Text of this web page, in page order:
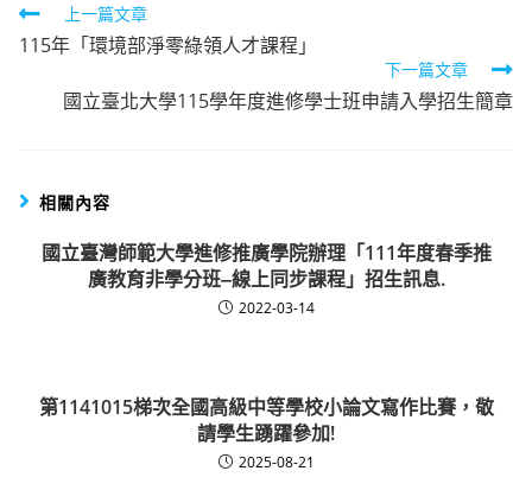
Read
more
articles
上一篇文章
115年「環境部淨零綠領人才課程」
下一篇文章
國立臺北大學115學年度進修學士班申請入學招生簡章
相關內容
國立臺灣師範大學進修推廣學院辦理「111年度春季推
廣教育非學分班‒線上同步課程」招生訊息.
2022-03-14
第1141015梯次全國高級中等學校小論文寫作比賽，敬
請學生踴躍參加!
2025-08-21